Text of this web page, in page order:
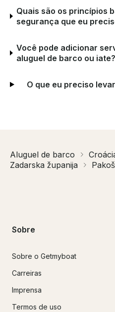
Quais são os princípios
segurança que eu
Você pode adicionar
aluguel de barco ou iate?
O que eu preciso
Aluguel de barco
Zadarska županija
Sobre
Sobre o Getmyboat
Carreiras
Imprensa
Termos de uso